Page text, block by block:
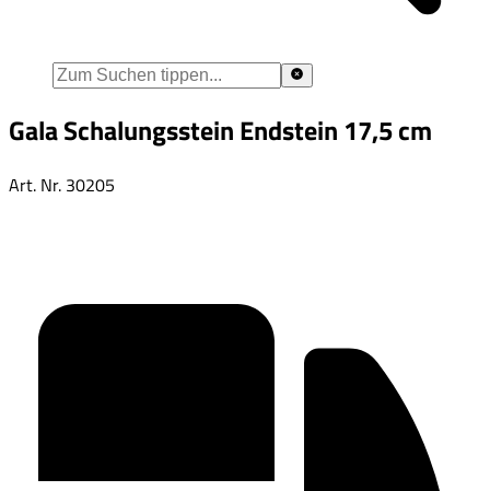
Gala Schalungsstein Endstein 17,5 cm
Art. Nr. 30205